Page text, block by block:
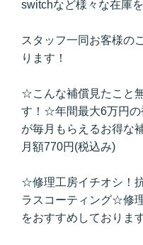
switchなど様々な在庫
スタッフ一同お客様の
ります！
☆こんな補償見たこと
す！☆年間最大6万円の
が毎月もらえるお得な
月額770円(税込み)
☆修理工房イチオシ！
ラスコーティング☆修
をおすすめしておりま